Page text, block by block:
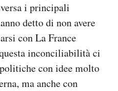
i principali
detto di non avere
con La France
inconciliabilità ci
con idee molto
ma anche con